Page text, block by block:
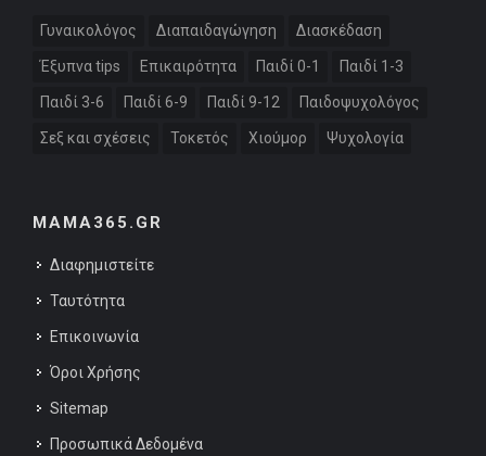
Γυναικολόγος Διαπαιδαγώγηση Διασκέδαση
Έξυπνα tips Επικαιρότητα Παιδί 0-1 Παιδί 1-3
Παιδί 3-6 Παιδί 6-9 Παιδί 9-12 Παιδοψυχολόγος
Σεξ και σχέσεις Τοκετός Χιούμορ Ψυχολογία
MAMA365.GR
Διαφημιστείτε
Ταυτότητα
Επικοινωνία
Όροι Χρήσης
Sitemap
Προσωπικά Δεδομένα